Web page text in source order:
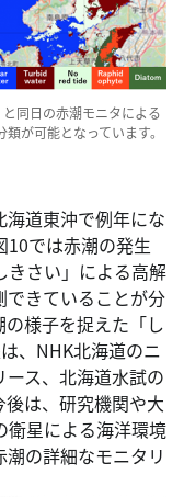
同日の赤潮モニタによる
が可能となっています。
道東沖で例年にな
10では赤潮の発生
きさい」による高解
きていることが分
様子を捉えた「し
、NHK北海道のニ
ス、北海道水試の
は、研究機関や大
衛星による海洋環境
の詳細なモニタリ